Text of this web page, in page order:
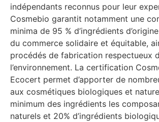
indépendants reconnus pour leur
Cosmebio garantit notamment une
minima de 95 % d’ingrédients
du commerce solidaire et équitable,
procédés de fabrication respectueux
l’environnement. La certification
Ecocert permet d’apporter de
aux cosmétiques biologiques et
minimum des ingrédients les
naturels et 20% d’ingrédients